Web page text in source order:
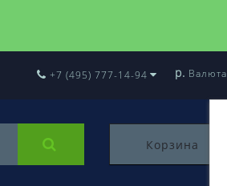
+7 (495) 777-14-94 р. Валюта
Корзина